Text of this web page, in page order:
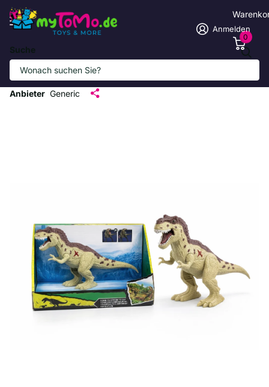
Suche
Anmelden
0
Elektrischer Dino mit Sound und
Schwanzbewegung
Anbieter Generic